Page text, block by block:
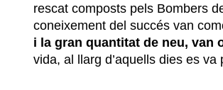
rescat composts pels Bombers
coneixement del succés van
i la gran quantitat de neu, van
vida, al llarg d’aquells dies es